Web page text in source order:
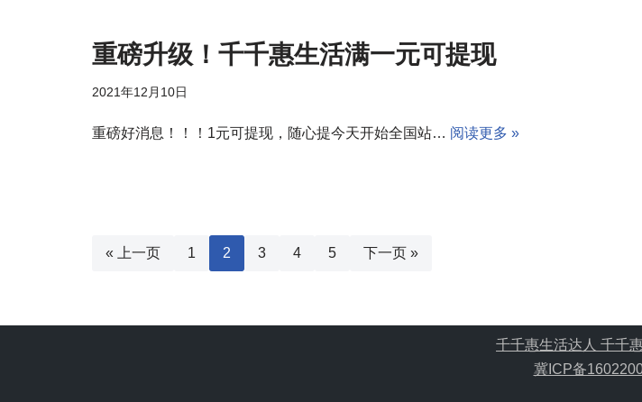
重磅升级！千千惠生活满一元可提现
2021年12月10日
重磅好消息！！！️1元可提现，随心提今天开始全国站… 阅读更多 »
« 上一页 1 2 3 4 5 下一页 »
千千惠生活达人 千千
冀ICP备